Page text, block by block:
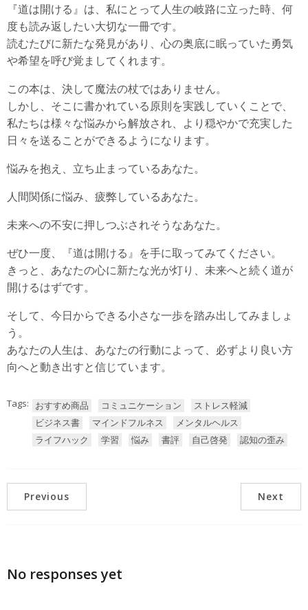
『道は開ける』は、私にとって人生の岐路に立った時、何
度も読み返したい大切な一冊です。
読むたびに新たな発見があり、心の奥底に眠っていた勇気
や希望を呼び覚ましてくれます。
この本は、決して魔法の杖ではありません。
しかし、そこに書かれている原則を実践していくことで、
私たちは様々な悩みから解放され、より穏やかで充実した
日々を送ることができるようになります。
悩みを抱え、立ち止まっているあなた。
人間関係に悩み、疲弊しているあなた。
未来への不安に押しつぶされそうなあなた。
ぜひ一度、『道は開ける』を手に取ってみてください。
きっと、あなたの心に新たな光が灯り、未来へと続く道が
開けるはずです。
そして、今日からできる小さな一歩を踏み出してみましょ
う。
あなたの人生は、あなたの行動によって、必ずより良い方
向へと動き出すと信じています。
Tags: おすすめ商品 コミュニケーション
ストレス軽減
ビジネス書
マインドフルネス￼
メンタルヘルス
ライフハック
学習 悩み 書評 自己啓発 認知の歪み
Previous Next
No responses yet